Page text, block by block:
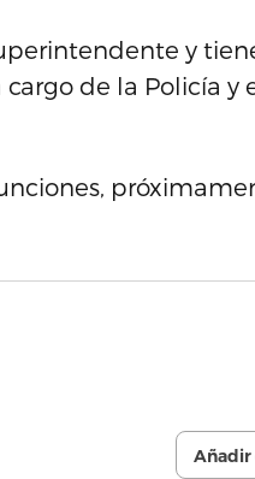
y
de la Policía y